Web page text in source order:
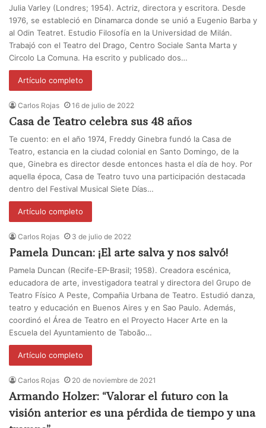
Julia Varley (Londres; 1954). Actriz, directora y escritora. Desde
1976, se estableció en Dinamarca donde se unió a Eugenio Barba y
al Odin Teatret. Estudio Filosofía en la Universidad de Milán.
Trabajó con el Teatro del Drago, Centro Sociale Santa Marta y
Circolo La Comuna. Ha escrito y publicado dos…
Artículo completo
Carlos Rojas 16 de julio de 2022
Casa de Teatro celebra sus 48 años
Te cuento: en el año 1974, Freddy Ginebra fundó la Casa de
Teatro, estancia en la ciudad colonial en Santo Domingo, de la
que, Ginebra es director desde entonces hasta el día de hoy. Por
aquella época, Casa de Teatro tuvo una participación destacada
dentro del Festival Musical Siete Días…
Artículo completo
Carlos Rojas 3 de julio de 2022
Pamela Duncan: ¡El arte salva y nos salvó!
Pamela Duncan (Recife-EP-Brasil; 1958). Creadora escénica,
educadora de arte, investigadora teatral y directora del Grupo de
Teatro Físico A Peste, Compañia Urbana de Teatro. Estudió danza,
teatro y educación en Buenos Aires y en Sao Paulo. Además,
coordinó el Área de Teatro en el Proyecto Hacer Arte en la
Escuela del Ayuntamiento de Taboão…
Artículo completo
Carlos Rojas 20 de noviembre de 2021
Armando Holzer: “Valorar el futuro con la
visión anterior es una pérdida de tiempo y una